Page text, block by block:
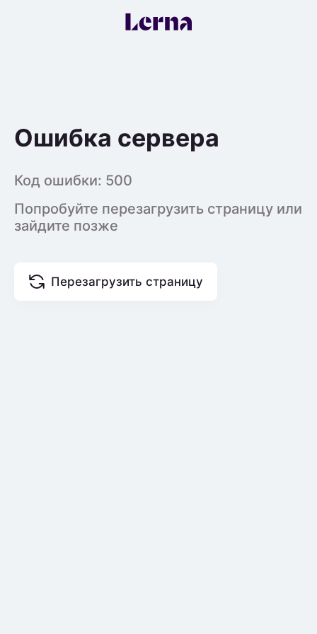
Ошибка сервера
Код ошибки: 500
Попробуйте перезагрузить страницу или
зайдите позже
Перезагрузить страницу